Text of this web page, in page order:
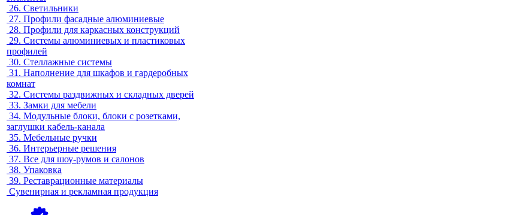
26. Светильники
27. Профили фасадные алюминиевые
28. Профили для каркасных конструкций
29. Системы алюминиевых и пластиковых
профилей
30. Стеллажные системы
31. Наполнение для шкафов и гардеробных
комнат
32. Системы раздвижных и складных дверей
33. Замки для мебели
34. Модульные блоки, блоки с розетками,
заглушки кабель-канала
35. Мебельные ручки
36. Интерьерные решения
37. Все для шоу-румов и салонов
38. Упаковка
39. Реставрационные материалы
Сувенирная и рекламная продукция